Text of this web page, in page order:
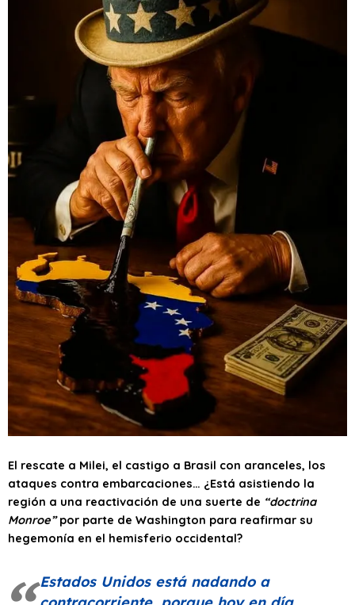
El rescate a Milei, el castigo a Brasil con aranceles, los
ataques contra embarcaciones… ¿Está asistiendo la
región a una reactivación de una suerte de “doctrina
Monroe”por parte de Washington para reafirmar su
hegemonía en el hemisferio occidental?
Estados Unidos está nadando a